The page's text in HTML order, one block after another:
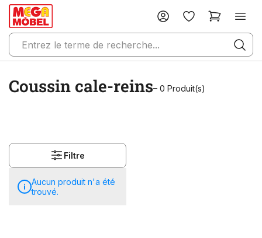
Coussin cale-reins– 0 Produit(s)
Filtre
Aucun produit n'a été
trouvé.